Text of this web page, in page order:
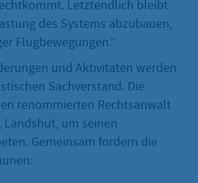
Letztendlich bleibt
des Systems abzubauen,
Flugbewegungen.“
und Aktivitäten werden
Sachverstand. Die
renommierten Rechtsanwalt
Landshut, um seinen
Gemeinsam fordern die